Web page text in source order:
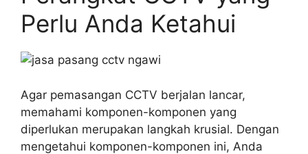
Perlu Anda Ketahui
Agar pemasangan CCTV berjalan lancar,
memahami komponen-komponen yang
diperlukan merupakan langkah krusial. Dengan
mengetahui komponen-komponen ini, Anda